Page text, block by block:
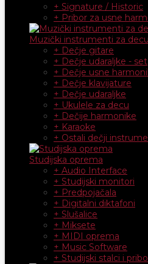
+ Signature / Historic
+ Pribor za usne
Muzički instrumenti za decu
+ Dečje gitare
+ Dečje udaraljke - set
+ Dečje usne
+ Dečje klavijature
+ Dečje udaraljke
+ Ukulele za decu
+ Dečije harmonike
+ Karaoke
+ Ostali dečji
Studijska oprema
+ Audio Interface
+ Studijski monitori
+ Predpojačala
+ Digitalni diktafoni
+ Slušalice
+ Miksete
+ MIDI oprema
+ Music Software
+ Studijski stalci i